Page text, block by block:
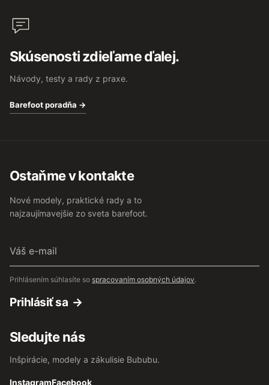
Skúsenosti zdieľame ďalej.
Návody, testy a rady z praxe.
Barefoot poradňa →
Ostaňme v kontakte
Nové modely, praktické rady a to
najzaujímavejšie zo sveta barefoot.
e-
mail
Prihlásením súhlasíte so spracovaním osobných údajov.
Prihlásiť sa
Sledujte nás
Inšpirácie, modely a zákulisie Bububu.
InstagramFacebook